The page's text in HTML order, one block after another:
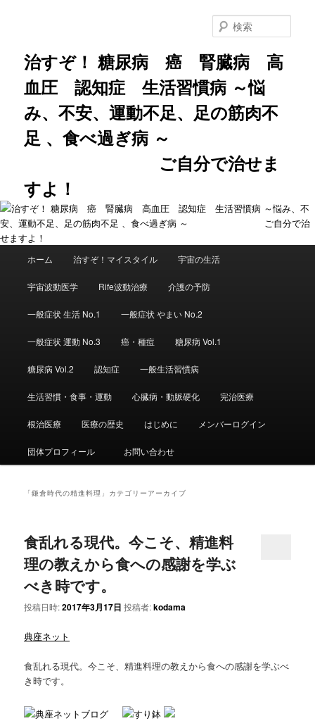
治すぞ！ 糖尿病 癌 腎臓病 高
血圧 認知症 生活習慣病 ～悩
み、不安、運動不足、足の筋肉不
足 、食べ過ぎ病 ～
ご自分で治せま
すよ！
索
ホーム 治すぞ！マイスタイル 宇宙の生活
宇宙波動医学 Rife波動治療 介護の予防
一般症状 生活 No.1 一般症状 やまい No.2
一般症状 運動 No.3 癌・種痘 糖尿病 Vol.1
糖尿病 Vol.2 認知症 一般生活習慣病
生活習慣・食事・運動 心臓病・動脈硬化 完治医療
根治医療 医療の歴史 はじめに メンバーログイン
団体プロフィール お問い合わせ
「鎌倉時代の精進料理 」カテゴリーアーカイブ
食乱れる現代。今こそ、精進料
理の教えから食への感謝を学ぶ
べき時です。
投稿日時:2017年3月17日 投稿者:kodama
典座ネット
食乱れる現代。今こそ、精進料理の教えから食への感謝を学ぶべ
き時です。